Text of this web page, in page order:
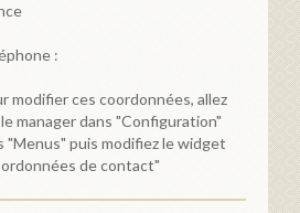
:
modifier ces coordonnées, allez
manager dans "Configuration"
"Menus" puis modifiez le widget
de contact"